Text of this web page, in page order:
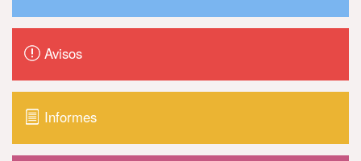
Avisos
Informes